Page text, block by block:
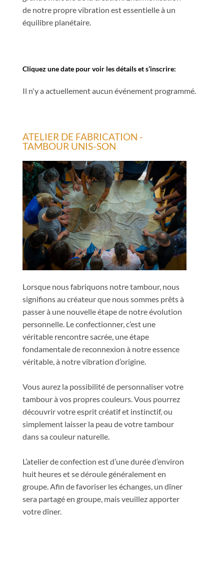
de notre propre vibration est essentielle à un
équilibre planétaire.
Cliquez une date pour voir les détails et s’inscrire:
Il n'y a actuellement aucun événement programmé.
ATELIER DE FABRICATION -
TAMBOUR UNIS-SON
Lorsque nous fabriquons notre tambour, nous
signifions au créateur que nous sommes prêts à
passer à une nouvelle étape de notre évolution
personnelle. Le confectionner, c’est une
véritable rencontre sacrée, une étape
fondamentale de reconnexion à notre essence
véritable, à notre vibration d’origine.
Vous aurez la possibilité de personnaliser votre
tambour à vos propres couleurs. Vous pourrez
découvrir votre esprit créatif et instinctif, ou
simplement laisser la peau de votre tambour
dans sa couleur naturelle.
L’atelier de confection est d’une durée d’environ
huit heures et se déroule généralement en
groupe. Afin de favoriser les échanges, un dîner
sera partagé en groupe, mais veuillez apporter
votre dîner.